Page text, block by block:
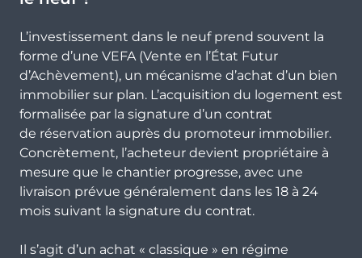
L’investissement dans le neuf prend souvent la
forme d’une VEFA (Vente en l’État Futur
d’Achèvement), un mécanisme d’achat d’un bien
immobilier sur plan. L’acquisition du logement est
formalisée par la signature d’un contrat
de réservation auprès du promoteur immobilier.
Concrètement, l’acheteur devient propriétaire à
mesure que le chantier progresse, avec une
livraison prévue généralement dans les 18 à 24
mois suivant la signature du contrat.
Il s’agit d’un achat « classique » en régime